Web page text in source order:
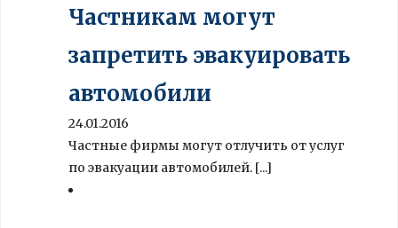
Частникам могут
запретить эвакуировать
автомобили
24.01.2016
Частные фирмы могут отлучить от услуг
по эвакуации автомобилей. [...]